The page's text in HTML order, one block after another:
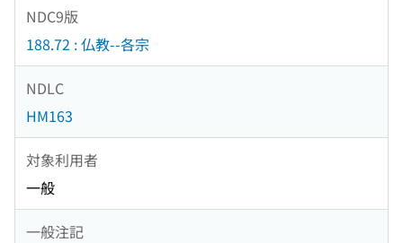
NDC9版
188.72 : 仏教--各宗
NDLC
HM163
対象利用者
一般
一般注記